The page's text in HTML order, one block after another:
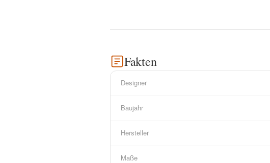
Fakten
Designer
Baujahr
Hersteller
Maße